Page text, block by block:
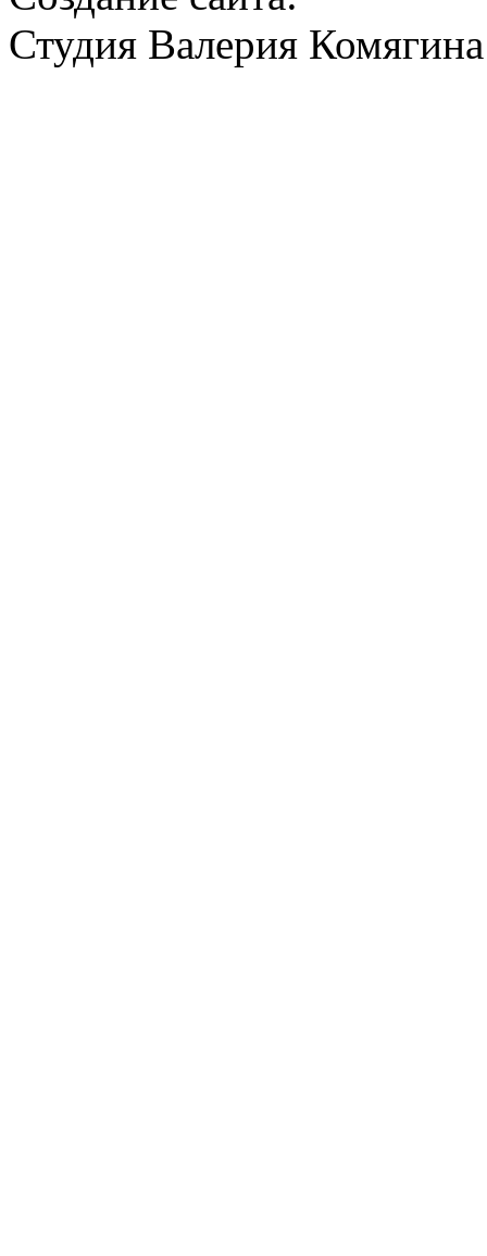
Студия Валерия Комягина